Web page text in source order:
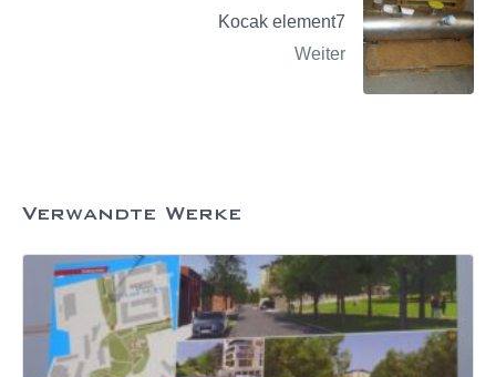
Kocak element7
Weiter
Verwandte Werke